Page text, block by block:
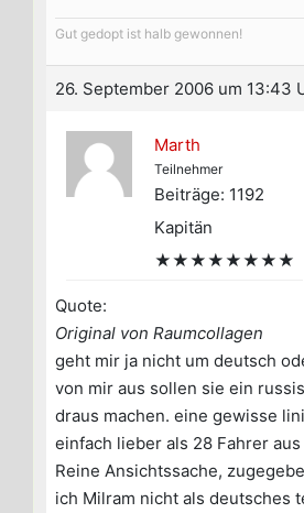
Gut gedopt ist halb gewonnen!
26. September 2006 um 13:43
Marth
Teilnehmer
Beiträge: 1192
Kapitän
★★★★★★★★
Quote:
Original von Raumcollagen
geht mir ja nicht um deutsch
von mir aus sollen sie ein
draus machen. eine gewisse
einfach lieber als 28 Fahrer
Reine Ansichtssache,
ich Milram nicht als deutsches